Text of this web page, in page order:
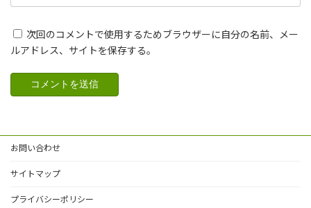
次回のコメントで使用するためブラウザーに自分の名前、メー
ルアドレス、サイトを保存する。
お問い合わせ
サイトマップ
プライバシーポリシー